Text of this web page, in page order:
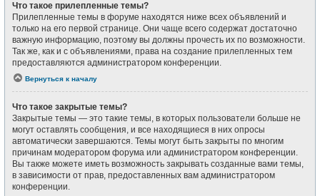
Что такое прилепленные темы?
Прилепленные темы в форуме находятся ниже всех объявлений и
только на его первой странице. Они чаще всего содержат достаточно
важную информацию, поэтому вы должны прочесть их по возможности.
Так же, как и с объявлениями, права на создание прилепленных тем
предоставляются администратором конференции.
Вернуться к началу
Что такое закрытые темы?
Закрытые темы — это такие темы, в которых пользователи больше не
могут оставлять сообщения, и все находящиеся в них опросы
автоматически завершаются. Темы могут быть закрыты по многим
причинам модератором форума или администратором конференции.
Вы также можете иметь возможность закрывать созданные вами темы,
в зависимости от прав, предоставленных вам администратором
конференции.